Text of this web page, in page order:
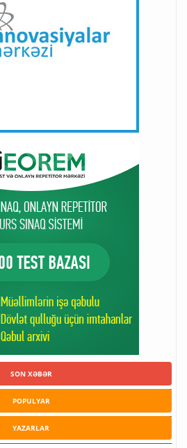
SON XƏBƏR
POPULYAR
YAZARLAR